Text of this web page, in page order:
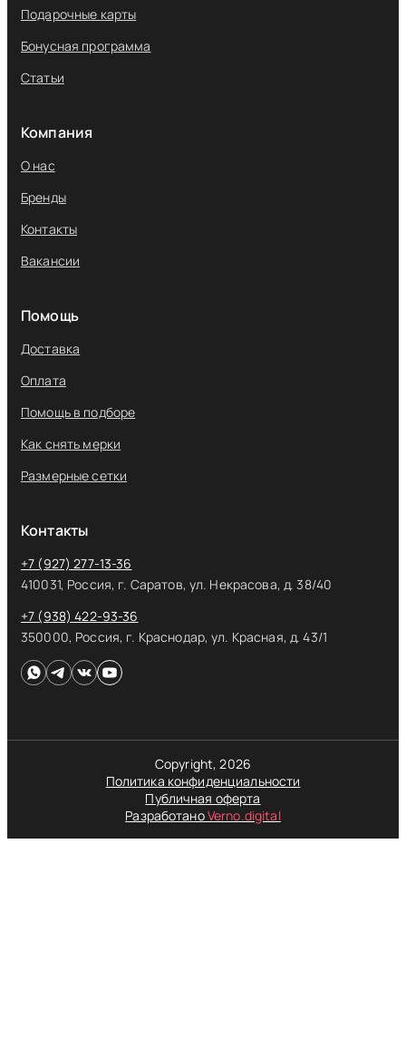
Подарочные карты
Бонусная программа
Статьи
Компания
О нас
Бренды
Контакты
Вакансии
Помощь
Доставка
Оплата
Помощь в подборе
Как снять мерки
Размерные сетки
Контакты
+7 (927) 277-13-36
410031, Россия, г. Саратов, ул. Некрасова, д. 38/40
+7 (938) 422-93-36
350000, Россия, г. Краснодар, ул. Красная, д. 43/1
Copyright, 2026
Политика конфиденциальности
Публичная оферта
РазработаноVerno.digital